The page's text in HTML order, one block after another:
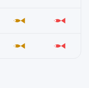
Средне Слабо
Средне Слабо